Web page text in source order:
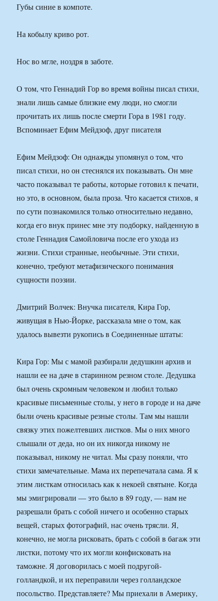
Губы синие в компоте.
На кобылу криво рот.
Нос во мгле, ноздря в заботе.
О том, что Геннадий Гор во время войны писал стихи,
знали лишь самые близкие ему люди, но смогли
прочитать их лишь после смерти Гора в 1981 году.
Вспоминает Ефим Мейдзоф, друг писателя
Ефим Мейдзоф: Он однажды упомянул о том, что
писал стихи, но он стеснялся их показывать. Он мне
часто показывал те работы, которые готовил к печати,
но это, в основном, была проза. Что касается стихов, я
по сути познакомился только относительно недавно,
когда его внук принес мне эту подборку, найденную в
столе Геннадия Самойловича после его ухода из
жизни. Стихи странные, необычные. Эти стихи,
конечно, требуют метафизического понимания
сущности поэзии.
Дмитрий Волчек: Внучка писателя, Кира Гор,
живущая в Нью-Йорке, рассказала мне о том, как
удалось вывезти рукопись в Соединенные штаты:
Кира Гор: Мы с мамой разбирали дедушкин архив и
нашли ее на даче в старинном резном столе. Дедушка
был очень скромным человеком и любил только
красивые письменные столы, у него в городе и на даче
были очень красивые резные столы. Там мы нашли
связку этих пожелтевших листков. Мы о них много
слышали от деда, но он их никогда никому не
показывал, никому не читал. Мы сразу поняли, что
стихи замечательные. Мама их перепечатала сама. Я к
этим листкам относилась как к некоей святыне. Когда
мы эмигрировали — это было в 89 году, — нам не
разрешали брать с собой ничего и особенно старых
вещей, старых фотографий, нас очень трясли. Я,
конечно, не могла рисковать, брать с собой в багаж эти
листки, потому что их могли конфисковать на
таможне. Я договорилась с моей подругой-
голландкой, и их переправили через голландское
посольство. Представляете? Мы приехали в Америку,